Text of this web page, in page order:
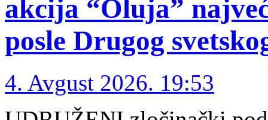
akcija “Oluja”
posle Drugog
4. Avgust 2026. 19:53